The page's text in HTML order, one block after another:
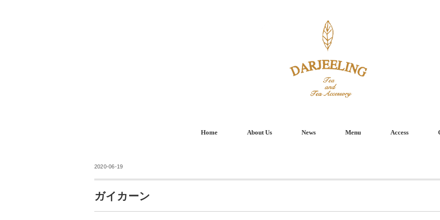
Home About Us News Menu Access
2020-06-19
ガイカーン